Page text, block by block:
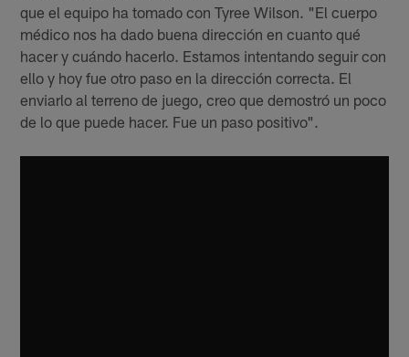
que el equipo ha tomado con Tyree Wilson. "El cuerpo
médico nos ha dado buena dirección en cuanto qué
hacer y cuándo hacerlo. Estamos intentando seguir con
ello y hoy fue otro paso en la dirección correcta. El
enviarlo al terreno de juego, creo que demostró un poco
de lo que puede hacer. Fue un paso positivo".